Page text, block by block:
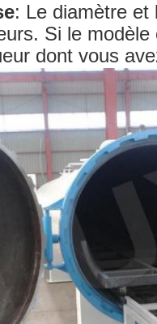
: Le diamètre et
Si le
dont vous